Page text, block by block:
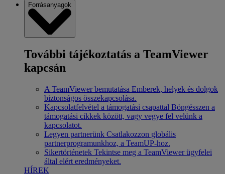
Forrásanyagok
További tájékoztatás a TeamViewer
kapcsán
A TeamViewer bemutatása Emberek, helyek és dolgok
biztonságos összekapcsolása.
Kapcsolatfelvétel a támogatási csapattal Böngésszen a
támogatási cikkek között, vagy vegye fel velünk a
kapcsolatot.
Legyen partnerünk Csatlakozzon globális
partnerprogramunkhoz, a TeamUP-hoz.
Sikertörténetek Tekintse meg a TeamViewer ügyfelei
által elért eredményeket.
HÍREK